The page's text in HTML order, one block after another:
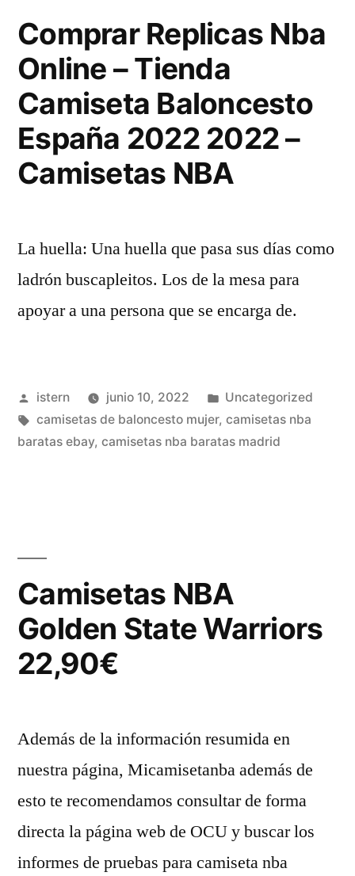
Comprar Replicas Nba
Online – Tienda
Camiseta Baloncesto
España 2022 2022 –
Camisetas NBA
La huella: Una huella que pasa sus días como
ladrón buscapleitos. Los de la mesa para
apoyar a una persona que se encarga de.
Publicado
por
istern junio 10, 2022
Publicado
en
Uncategorized
Etiquetas:
camisetas de baloncesto mujer, camisetas nba
baratas ebay, camisetas nba baratas madrid
Camisetas NBA
Golden State Warriors
22,90€
Además de la información resumida en
nuestra página, Micamisetanba además de
esto te recomendamos consultar de forma
directa la página web de OCU y buscar los
informes de pruebas para camiseta nba